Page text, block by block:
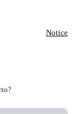
Notice